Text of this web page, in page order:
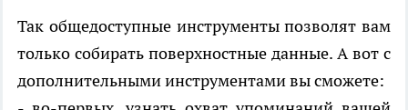
Так общедоступные инструменты позволят вам
только собирать поверхностные данные. А вот с
дополнительными инструментами вы сможете: